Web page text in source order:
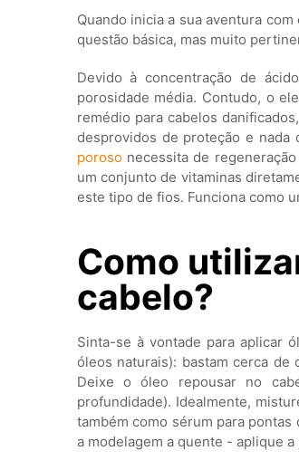
Quando inicia a sua aventura
questão básica, mas muito
Devido à concentração de
porosidade média. Contudo, o
remédio para cabelos
desprovidos de proteção e
porosonecessita de
um conjunto de vitaminas
este tipo de fios. Funciona como
Como
cabelo?
Sinta-se à vontade para aplicar
óleos naturais): bastam cerca
Deixe o óleo repousar no
profundidade). Idealmente,
também como sérum para
a modelagem a quente - aplique